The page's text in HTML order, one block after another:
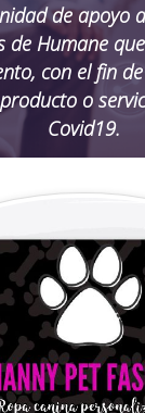
de apoyo
de Humane
con el fin
o
Covid19.